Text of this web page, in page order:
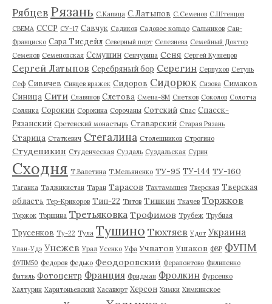
Рябцев Рязань С.Капица С.Латыпов С.Семенов С.Штенцов
СВЕМА СССР СУ-17 Савчук Садиков Садовое кольцо Сальников Сан-
Франциско Сара Тисдейл Северный порт Селезнева Семейный Доктор
Семенов Семеновская Семушин Сенчурина Сеня Сергей Кузнецов
Сергей Латыпов Серебряный бор Серегин Серпухов Сетунь
Сеф Сивичев Сивцев вражек Сидоров Сидорюк Сизова Симаков
Синица Сити Славянов Слетова Смена-8М Снетков Соколов Солотча
Солянка Сорокин Сорокина Сорочаны Сотский Спас Спасск-
Рязанский Сретенский монастырь Ставарский Старая Рязань
Старица Статкевич Стегалина Столешников Строгино
Студеникин Студенческая Суздаль Суздальская Сурин
Сходня Т.Валетина Т.Мельяненко ТУ-95 ТУ-144 ТУ-160
Таганка Таджикистан Таран Тарасов Тахтамышев Тверская Тверская
область Тер-Крикоров Тип-22 Титов Тишкин Ткачев Торжков
Торжок Торшина Третьяковка Трофимов Трубеж Трубная
Трусенков Ту-22 Тула Тушино Тюхтяев Удот Украина
Улан-Удэ Унежев Урал Усенко Уфа Учватов Ушаков ФВР ФУПМ
ФУПМ50 Федоров Федько Феодоровский Ферапонтово Филипенко
Фитиль Фотоцентр Франция Фридман Фролкин Фурсенко
Халтурин Харитоньевский Хасавюрт Херсон Химки Химкинское